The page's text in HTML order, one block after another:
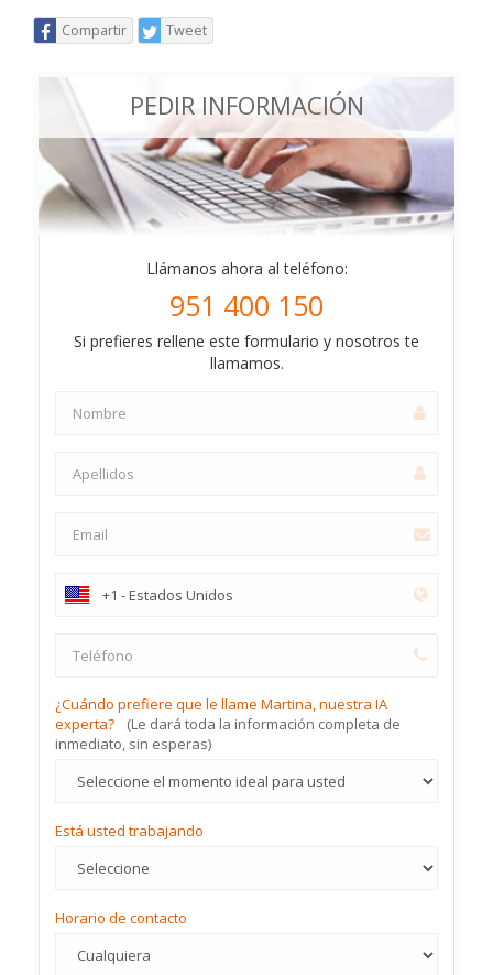
Compartir Tweet
PEDIR INFORMACIÓN
Llámanos ahora al teléfono:
951 400 150
Si prefieres rellene este formulario y nosotros te
llamamos.
¿Cuándo prefiere que le llame Martina, nuestra IA
experta?
(Le dará toda la información completa de
inmediato, sin esperas)
Está usted trabajando
Horario de contacto